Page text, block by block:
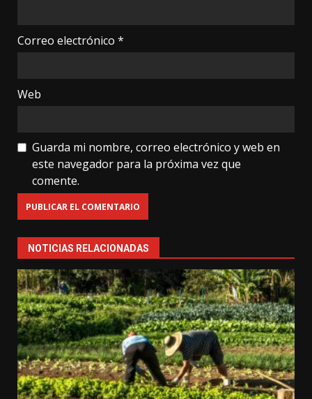
Correo electrónico *
Web
Guarda mi nombre, correo electrónico y web en
este navegador para la próxima vez que
comente.
NOTICIAS RELACIONADAS